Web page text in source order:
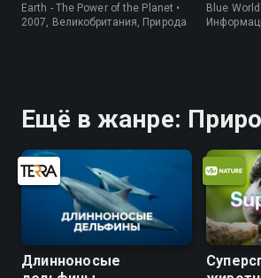
Earth - The Power of the Planet •
2007, Великобритания, Природа
Blue
Ещё в жанре:
Длинноносые